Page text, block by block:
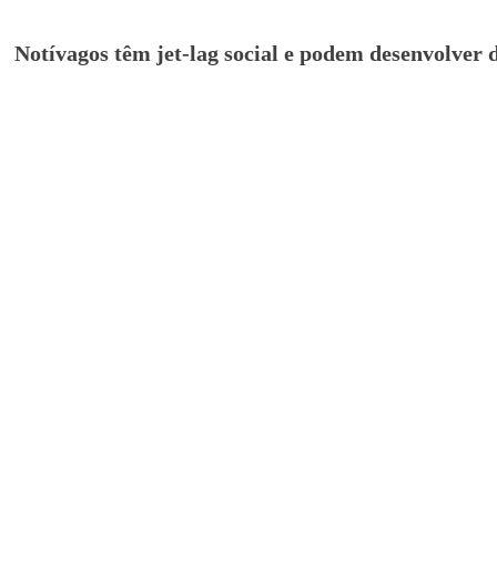
Notívagos têm jet-lag social e podem desenvolver